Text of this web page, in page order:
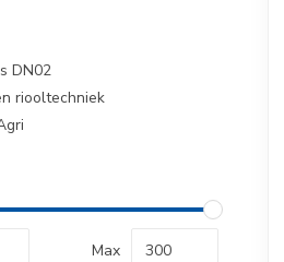
DN02
riooltechniek
Max